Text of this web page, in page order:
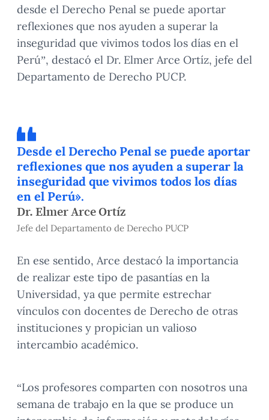
desde el Derecho Penal se puede aportar
reflexiones que nos ayuden a superar la
inseguridad que vivimos todos los días en el
Perú”, destacó el Dr. Elmer Arce Ortíz, jefe del
Departamento de Derecho PUCP.
Desde el Derecho Penal se puede aportar
reflexiones que nos ayuden a superar la
inseguridad que vivimos todos los días
en el Perú».
Dr. Elmer Arce Ortíz
Jefe del Departamento de Derecho PUCP
En ese sentido, Arce destacó la importancia
de realizar este tipo de pasantías en la
Universidad, ya que permite estrechar
vínculos con docentes de Derecho de otras
instituciones y propician un valioso
intercambio académico.
“Los profesores comparten con nosotros una
semana de trabajo en la que se produce un